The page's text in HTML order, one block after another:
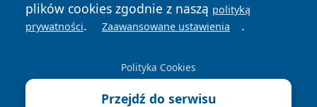
plików cookies zgodnie z naszą polityką
prywatności. Zaawansowane ustawienia .
Polityka Cookies
Przejdź do serwisu